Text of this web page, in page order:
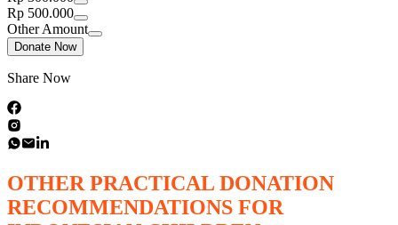
Rp 500.000
Other Amount
Donate Now
Share Now
OTHER PRACTICAL DONATION
RECOMMENDATIONS FOR